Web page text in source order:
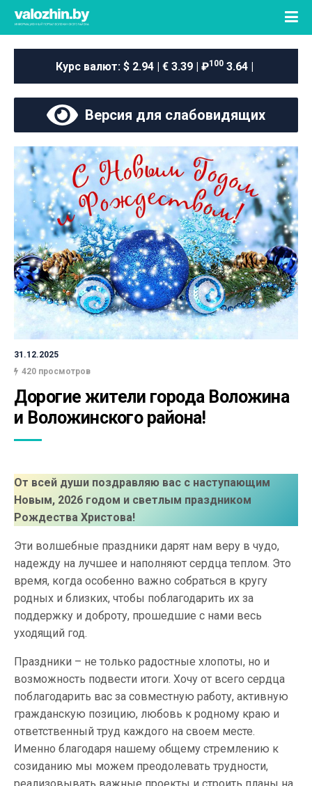
Курс валют: $ 2.94 | € 3.39 | ₽100 3.64 |
Версия для слабовидящих
31.12.2025
420 просмотров
Дорогие жители города Воложина
и Воложинского района!
От всей души поздравляю вас с наступающим
Новым, 2026 годом и светлым праздником
Рождества Христова!
Эти волшебные праздники дарят нам веру в чудо,
надежду на лучшее и наполняют сердца теплом. Это
время, когда особенно важно собраться в кругу
родных и близких, чтобы поблагодарить их за
поддержку и доброту, прошедшие с нами весь
уходящий год.
Праздники – не только радостные хлопоты, но и
возможность подвести итоги. Хочу от всего сердца
поблагодарить вас за совместную работу, активную
гражданскую позицию, любовь к родному краю и
ответственный труд каждого на своем месте.
Именно благодаря нашему общему стремлению к
созиданию мы можем преодолевать трудности,